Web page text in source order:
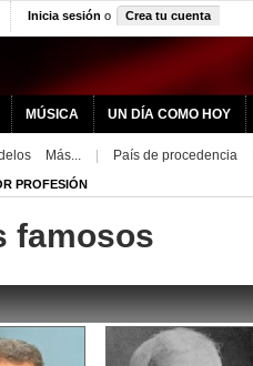
Inicia sesión o Crea tu cuenta
MÚSICA UN DÍA COMO HOY
Más... País de procedencia
PROFESIÓN
famosos